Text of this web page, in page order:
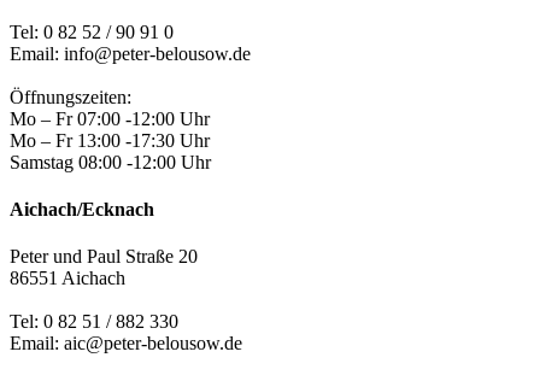
Tel: 0 82 52 / 90 91 0
Email: info@peter-belousow.de
Öffnungszeiten:
Mo – Fr 07:00 -12:00 Uhr
Mo – Fr 13:00 -17:30 Uhr
Samstag 08:00 -12:00 Uhr
Aichach/Ecknach
Peter und Paul Straße 20
86551 Aichach
Tel: 0 82 51 / 882 330
Email: aic@peter-belousow.de